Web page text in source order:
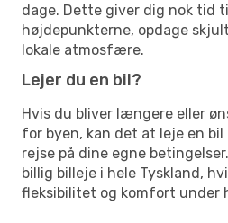
dage. Dette giver dig nok tid
højdepunkterne, opdage
lokale atmosfære.
Lejer du en bil?
Hvis du bliver længere eller
for byen, kan det at leje en
rejse på dine egne
billig billeje i hele Tyskland,
fleksibilitet og komfort under